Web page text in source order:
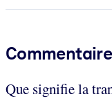
Que signifie la